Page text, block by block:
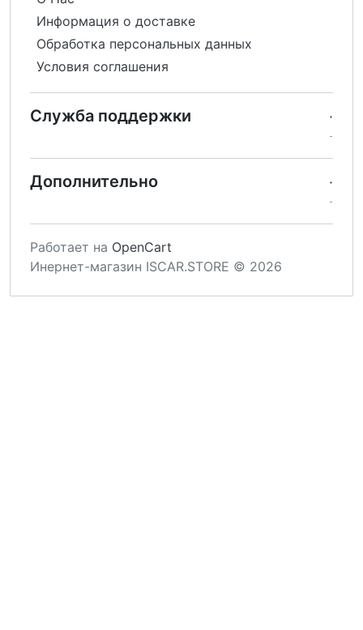
Информация о доставке
Обработка персональных данных
Условия соглашения
Служба поддержки
Дополнительно
Работает на OpenCart
Инернет-магазин ISCAR.STORE © 2026